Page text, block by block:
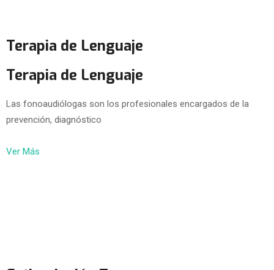
Terapia de Lenguaje
Terapia de Lenguaje
Las fonoaudiólogas son los profesionales encargados de la
prevención, diagnóstico
Ver Más